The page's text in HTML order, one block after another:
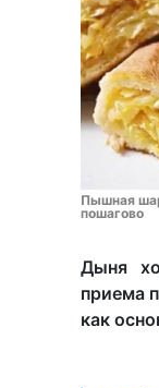
Пышная
пошагово
Дыня
приема
как